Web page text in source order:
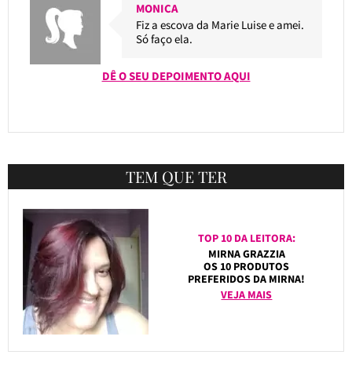
MONICA
Fiz a escova da Marie Luise e amei.
Só faço ela.
DÊ O SEU DEPOIMENTO AQUI
TEM QUE TER
TOP 10 DA LEITORA:
MIRNA GRAZZIA
OS 10 PRODUTOS
PREFERIDOS DA MIRNA!
VEJA MAIS